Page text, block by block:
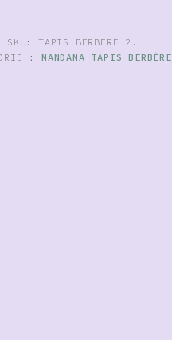
SKU:TAPIS BERBERE 2 .
: MANDANA TAPIS BERBÈRE